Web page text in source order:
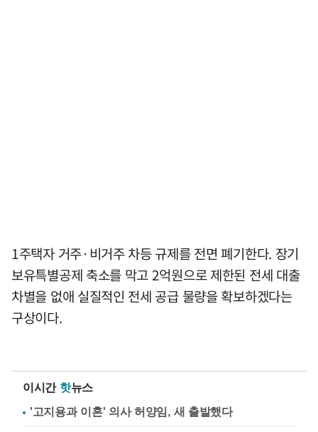
1주택자 거주·비거주 차등 규제를 전면 폐기한다. 장기
보유특별공제 축소를 막고 2억원으로 제한된 전세 대출
차별을 없애 실질적인 전세 공급 물량을 확보하겠다는
구상이다.
이시간 핫뉴스
'고지용과 이혼' 의사 허양임, 새 출발했다